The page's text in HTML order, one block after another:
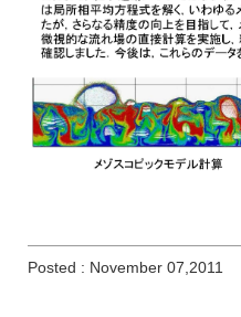
Posted : November 07,2011